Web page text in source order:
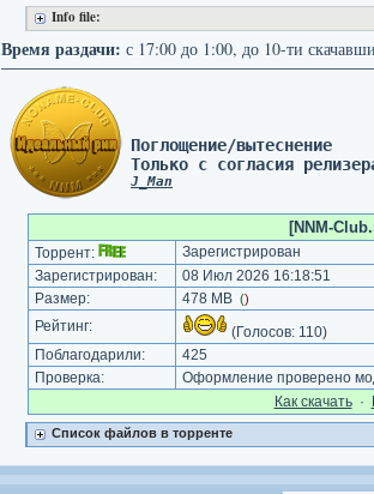
Info file:
Время раздачи: с 17:00 до 1:00, до 10-ти
Поглощение/вытеснение
Только с согласия
J_Man
[NNM-
Торрент:
Зарегистрирован
Зарегистрирован:
08 Июл 2026 16:18:51
Размер:
478 MB ()
Рейтинг: (Голосов: 110)
Поблагодарили:
425
Проверка:
Оформление проверено
Как cкачать·
Список файлов в торренте